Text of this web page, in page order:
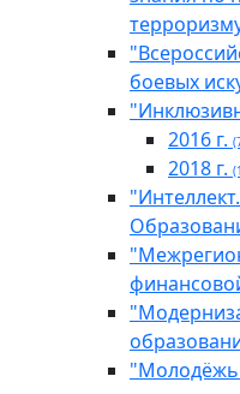
боевых
2016 г.
2018 г.
"Молодёжь